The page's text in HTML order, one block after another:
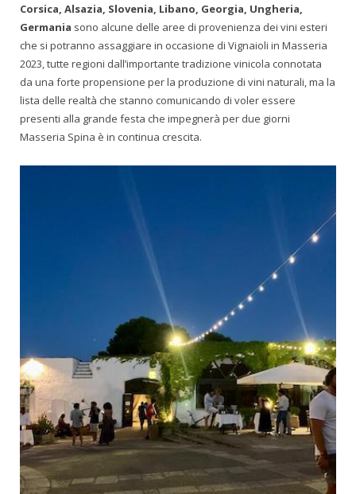
Corsica, Alsazia, Slovenia, Libano, Georgia, Ungheria,
Germania sono alcune delle aree di provenienza dei vini esteri
che si potranno assaggiare in occasione di Vignaioli in Masseria
2023, tutte regioni dall’importante tradizione vinicola connotata
da una forte propensione per la produzione di vini naturali, ma la
lista delle realtà che stanno comunicando di voler essere
presenti alla grande festa che impegnerà per due giorni
Masseria Spina è in continua crescita.